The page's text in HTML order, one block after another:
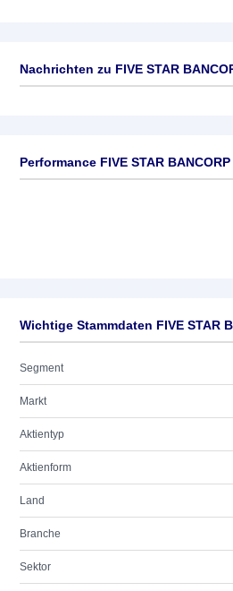
Nachrichten zu FIVE STAR
Performance FIVE STAR BANCORP
Wichtige Stammdaten FIVE STAR
Segment
Markt
Aktientyp
Aktienform
Land
Branche
Sektor